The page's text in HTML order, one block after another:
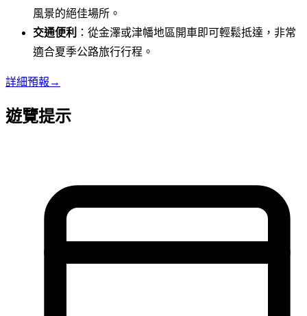
風景的絕佳場所。
交通便利 ：從金澤或津幡地區開車即可輕鬆抵達，非常
適合夏季公路旅行行程。
詳細預報 →
遊覽提示